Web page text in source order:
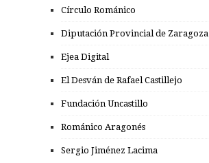
Círculo Románico
Diputación Provincial de Zaragoza
Ejea Digital
El Desván de Rafael Castillejo
Fundación Uncastillo
Románico Aragonés
Sergio Jiménez Lacima